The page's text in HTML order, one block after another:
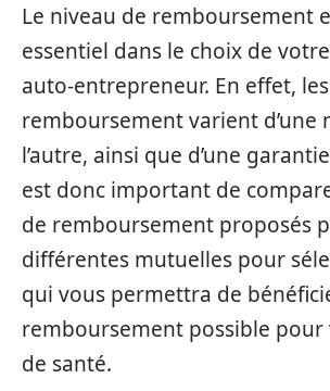
Le niveau de remboursement
essentiel dans le choix de
auto-entrepreneur. En effet,
remboursement varient d’une
l’autre, ainsi que d’une
est donc important de
de remboursement proposés
différentes mutuelles pour
qui vous permettra de
remboursement possible pour
de santé.